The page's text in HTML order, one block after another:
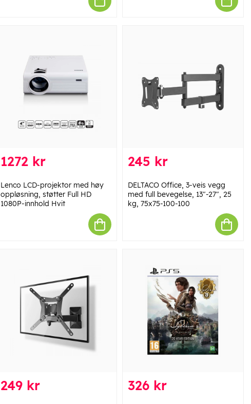
1272 kr
Lenco LCD-projektor med høy
oppløsning, støtter Full HD
1080P-innhold Hvit
245 kr
DELTACO Office, 3-veis vegg
med full bevegelse, 13"-27", 25
kg, 75x75-100-100
249 kr 326 kr